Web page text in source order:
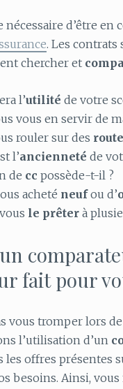
nécessaire d’être en
. Les
chercher et
l’utilitéde votre
vous en servir de
rouler sur des
l’anciennetéde
de cc possède-t-il ?
acheté neufou d’
le prêter à
fait pour
vous tromper lors
l’utilisation d’un
les offres présentes
besoins. Ainsi, vous